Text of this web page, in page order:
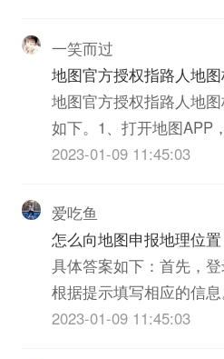
3、然后在朋友圈界面点
着再发表界面点击所在
一笑而过
地图官方授权指路人地
地图官方授权指路人地
如下。1、打开地图APP
在个人中心界面，点击右
心铺，进行入驻即可。
2023-01-09 11:45:03
爱吃鱼
怎么向地图申报地理位置
具体答案如下：首先，
根据提示填写相应的信
人、联系方式以及详情介
2023-01-09 11:45:03